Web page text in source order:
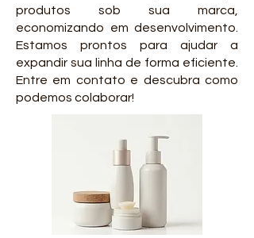
produtos sob sua marca,
economizando em desenvolvimento.
Estamos prontos para ajudar a
expandir sua linha de forma eficiente.
Entre em contato e descubra como
podemos colaborar!